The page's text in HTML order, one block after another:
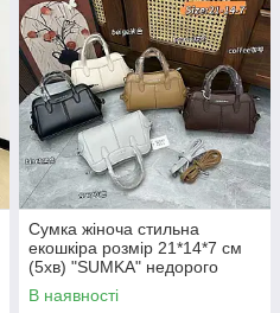
Сумка жіноча стильна
екошкіра розмір 21*14*7 см
(5хв) "SUMKA" недорого
гуртом від прямого
постачальника
В наявності